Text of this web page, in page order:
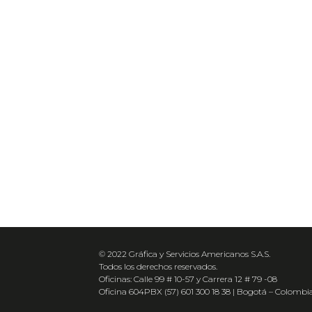
© 2022 Gráfica y Servicios Americanos S.A.S.
Todos los derechos reservados.
Oficinas: Calle 99 # 10-57 y Carrera 12 # 79 -08
Oficina 604PBX (57) 601 300 18 38 | Bogotá –